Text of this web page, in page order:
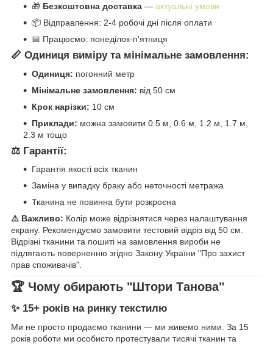
🎁 Безкоштовна доставка — актуальні умови
📦 Відправлення: 2-4 робочі дні після оплати
📅 Працюємо: понеділок-п'ятниця
📏 Одиниця виміру та мінімальне замовлення:
Одиниця: погонний метр
Мінімальне замовлення: від 50 см
Крок нарізки: 10 см
Приклади: можна замовити 0.5 м, 0.6 м, 1.2 м, 1.7 м,
2.3 м тощо
⚖️ Гарантії:
Гарантія якості всіх тканин
Заміна у випадку браку або неточності метража
Тканина не повинна бути розкроєна
⚠️ Важливо: Колір може відрізнятися через налаштування
екрану. Рекомендуємо замовити тестовий відріз від 50 см.
Відрізні тканини та пошиті на замовлення вироби не
підлягають поверненню згідно Закону України "Про захист
прав споживачів".
🏆 Чому обирають "Штори Танова"
✨ 15+ років на ринку текстилю
Ми не просто продаємо тканини — ми живемо ними. За 15
років роботи ми особисто протестували тисячі тканин та